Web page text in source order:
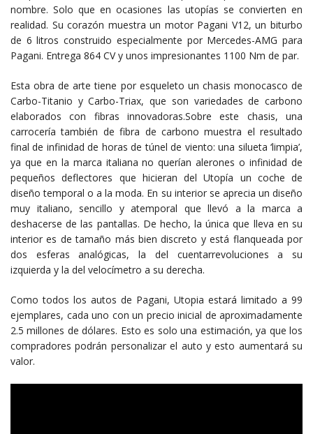
nombre. Solo que en ocasiones las utopías se convierten en
realidad. Su corazón muestra un motor Pagani V12, un biturbo
de 6 litros construido especialmente por Mercedes-AMG para
Pagani. Entrega 864 CV y unos impresionantes 1100 Nm de par.
Esta obra de arte tiene por esqueleto un chasis monocasco de
Carbo-Titanio y Carbo-Triax, que son variedades de carbono
elaborados con fibras innovadoras.Sobre este chasis, una
carrocería también de fibra de carbono muestra el resultado
final de infinidad de horas de túnel de viento: una silueta ‘limpia’,
ya que en la marca italiana no querían alerones o infinidad de
pequeños deflectores que hicieran del Utopía un coche de
diseño temporal o a la moda. En su interior se aprecia un diseño
muy italiano, sencillo y atemporal que llevó a la marca a
deshacerse de las pantallas. De hecho, la única que lleva en su
interior es de tamaño más bien discreto y está flanqueada por
dos esferas analógicas, la del cuentarrevoluciones a su
izquierda y la del velocímetro a su derecha.
Como todos los autos de Pagani, Utopia estará limitado a 99
ejemplares, cada uno con un precio inicial de aproximadamente
2.5 millones de dólares. Esto es solo una estimación, ya que los
compradores podrán personalizar el auto y esto aumentará su
valor.